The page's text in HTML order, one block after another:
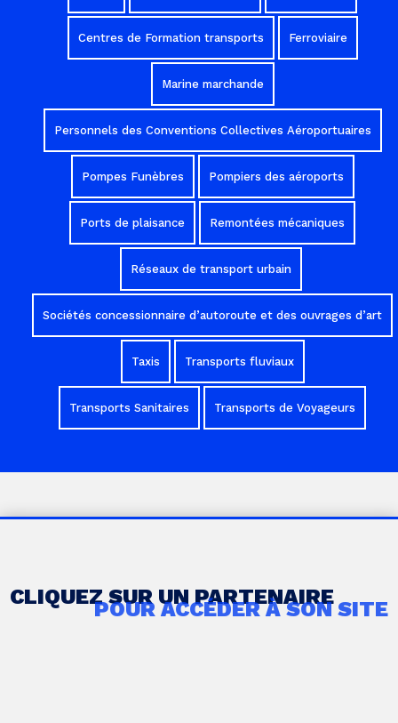
Centres de Formation transports Ferroviaire
Marine marchande
Personnels des Conventions Collectives Aéroportuaires
Pompes Funèbres Pompiers des aéroports
Ports de plaisance Remontées mécaniques
Réseaux de transport urbain
Sociétés concessionnaire d’autoroute et des ouvrages d’art
Taxis Transports fluviaux
Transports Sanitaires Transports de Voyageurs
CLIQUEZ SUR UN PARTENAIRE
POUR ACCÉDER À SON SITE